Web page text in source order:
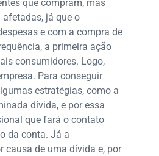
que compram, mas
já que o
e com a compra de
a primeira ação
consumidores. Logo,
Para conseguir
estratégias, como a
dívida, e por essa
que fará o contato
da conta. Já a
causa de uma dívida e, por